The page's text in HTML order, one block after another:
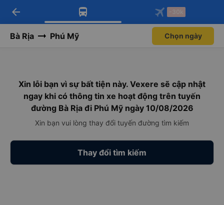
Tải app Vexere ngay!
Nhận ưu đãi thành viên độc
Mở app
Tải app Vexere
-30k/ghế khi đặt vé máy bay qua
Mở app
arrow_back -30k
Bà Rịa Phú Mỹ Chọn ngày
Xin lỗi bạn vì sự bất tiện này. Vexere sẽ cập nhật
ngay khi có thông tin xe hoạt động trên tuyến
đường Bà Rịa đi Phú Mỹ ngày 10/08/2026
Xin bạn vui lòng thay đổi tuyến đường tìm kiếm
Thay đổi tìm kiếm